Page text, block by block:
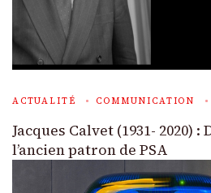
ACTUALITÉ COMMUNICATION
Jacques Calvet (1931- 2020)
l’ancien patron de PSA